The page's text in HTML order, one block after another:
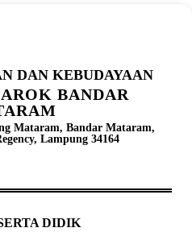
DAN KEBUDAYAAN
BANDAR
Mataram, Bandar Mataram,
Lampung 34164
DIDIK